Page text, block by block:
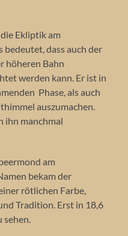
Ekliptik am
bedeutet, dass auch der
höheren Bahn
werden kann. Er ist in
Phase, als auch
auszumachen.
ihn manchmal
am
bekam der
rötlichen Farbe,
Tradition. Erst in 18,6